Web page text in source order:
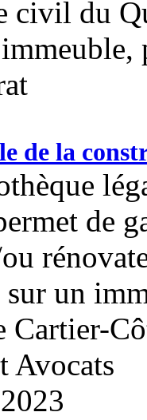
civil du
de la
de
un
Cartier-
Avocats